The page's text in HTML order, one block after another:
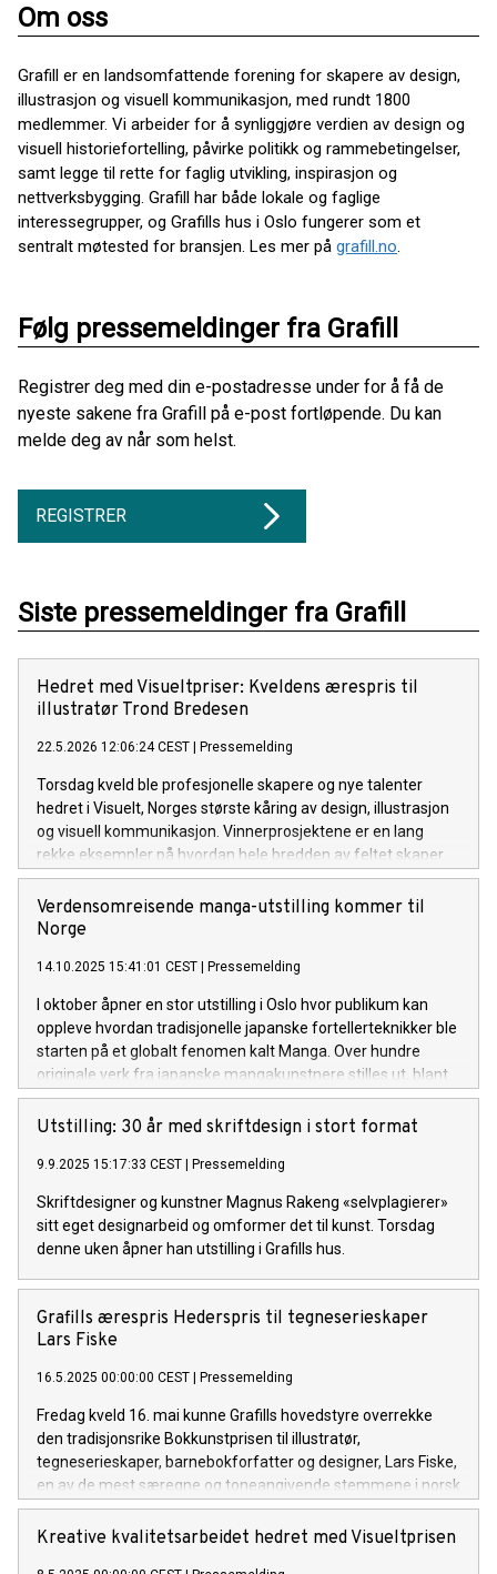
Om oss
Grafill er en landsomfattende forening for skapere av design,
illustrasjon og visuell kommunikasjon, med rundt 1800
medlemmer. Vi arbeider for å synliggjøre verdien av design og
visuell historiefortelling, påvirke politikk og rammebetingelser,
samt legge til rette for faglig utvikling, inspirasjon og
nettverksbygging. Grafill har både lokale og faglige
interessegrupper, og Grafills hus i Oslo fungerer som et
sentralt møtested for bransjen. Les mer på grafill.no.
Følg pressemeldinger fra Grafill
Registrer deg med din e-postadresse under for å få de
nyeste sakene fra Grafill på e-post fortløpende. Du kan
melde deg av når som helst.
REGISTRER
Siste pressemeldinger fra Grafill
Hedret med Visueltpriser: Kveldens ærespris til
illustratør Trond Bredesen
22.5.2026 12:06:24 CEST Pressemelding
Torsdag kveld ble profesjonelle skapere og nye talenter
hedret i Visuelt, Norges største kåring av design, illustrasjon
og visuell kommunikasjon. Vinnerprosjektene er en lang
rekke eksempler på hvordan hele bredden av feltet skaper
merverdi for merkevarer og virksomheter med sine
tjenester og løsninger. Kveldens ærespris gikk til illustratør
Trond Bredesen.
Verdensomreisende manga-utstilling kommer til
Norge
14.10.2025 15:41:01 CEST Pressemelding
I oktober åpner en stor utstilling i Oslo hvor publikum kan
oppleve hvordan tradisjonelle japanske fortellerteknikker ble
starten på et globalt fenomen kalt Manga. Over hundre
originale verk fra japanske mangakunstnere stilles ut, blant
annet arbeider av den legendariske Katsushika Hokusai,
kjent for det ikoniske motivet Den store bølgen.
Utstilling: 30 år med skriftdesign i stort format
9.9.2025 15:17:33 CEST Pressemelding
Skriftdesigner og kunstner Magnus Rakeng «selvplagierer»
sitt eget designarbeid og omformer det til kunst. Torsdag
denne uken åpner han utstilling i Grafills hus.
Grafills ærespris Hederspris til tegneserieskaper
Lars Fiske
16.5.2025 00:00:00 CEST Pressemelding
Fredag kveld 16. mai kunne Grafills hovedstyre overrekke
den tradisjonsrike Bokkunstprisen til illustratør,
tegneserieskaper, barnebokforfatter og designer, Lars Fiske,
en av de mest særegne og toneangivende stemmene i norsk
visuell fortellerkunst. Hedersprisen har vært utdelt siden
1957 og ble i år delt ut i forbindelse med prisutdelingen for
Kreative kvalitetsarbeidet hedret med Visueltprisen